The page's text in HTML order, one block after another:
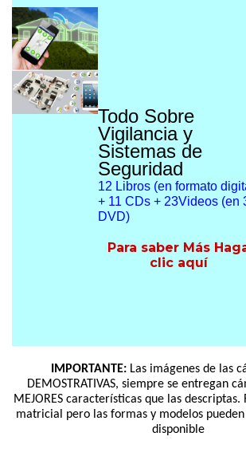
Todo Sobre
Vigilancia y
Sistemas de
Seguridad
12 Libros (en formato
+ 11 CDs + 23Videos (en
DVD)
Para saber Más
clic aquí
IMPORTANTE:Las imágenes de las
DEMOSTRATIVAS, siempre se entregan
MEJORES características que las
matricial pero las formas y modelos
disponible